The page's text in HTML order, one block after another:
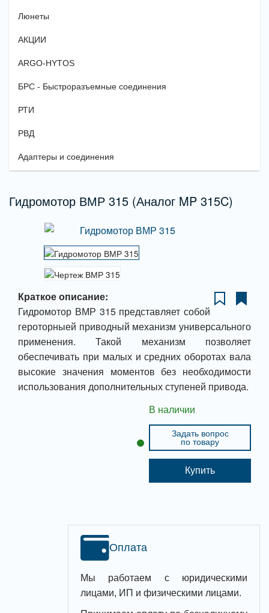
Люнеты
АКЦИИ
ARGO-HYTOS
БРС - Быстроразъемные соединения
РТИ
РВД
Адаптеры и соединения
Гидромотор ВМР 315 (Аналог MP 315C)
Краткое описание:
Гидромотор ВМР 315 представляет собой
героторныей приводный механизм универсального
применения. Такой механизм позволяет
обеспечивать при малых и средних оборотах вала
высокие значения моментов без необходимости
использования дополнительных ступеней привода.
В наличии
Задать вопрос
по товару
Купить
Оплата
Мы работаем с юридическими
лицами, ИП и физическими лицами.